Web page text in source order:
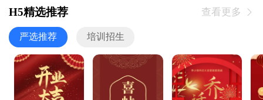
H5精选推荐 查看更多 
严选推荐 培训招生